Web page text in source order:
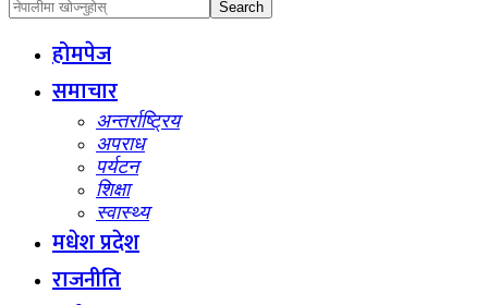
होमपेज
समाचार
अन्तर्राष्ट्रिय
अपराध
पर्यटन
शिक्षा
स्वास्थ्य
मधेश प्रदेश
राजनीति